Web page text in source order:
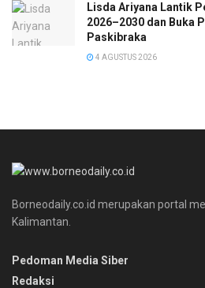
Lisda Ariyana Lantik
2026–2030 dan Buka
Paskibraka
4 AGUSTUS 2026
Borneodaily.co.id merupakan portal
Kalimantan.
Pedoman Media Siber
Redaksi